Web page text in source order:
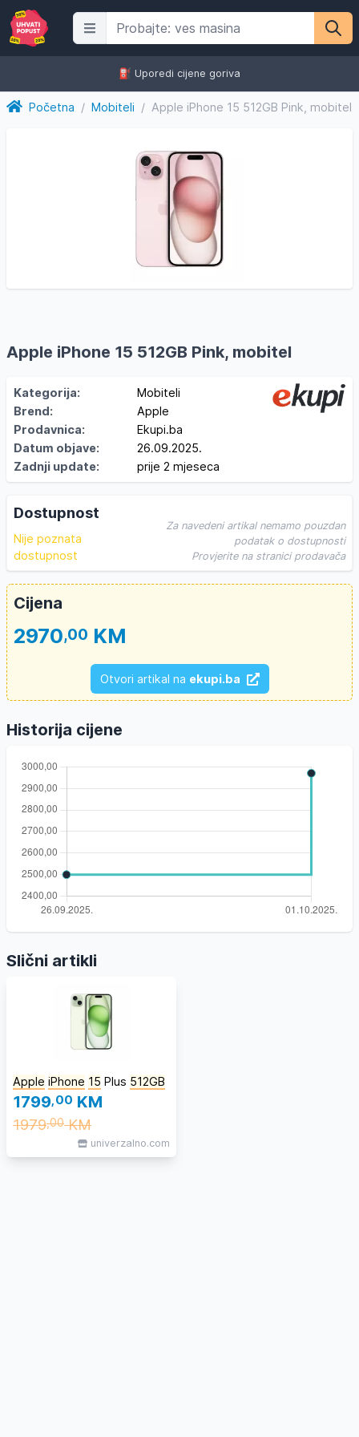
⛽️ Uporedi cijene goriva
Početna / Mobiteli / Apple iPhone 15 512GB Pink, mobitel
Apple iPhone 15 512GB Pink, mobitel
Kategorija:
Mobiteli
Brend:
Apple
Prodavnica:
Ekupi.ba
Datum objave:
26.09.2025.
Zadnji update:
prije 2 mjeseca
Dostupnost
Nije poznata
dostupnost
Za navedeni artikal nemamo pouzdan
podatak o dostupnosti
Provjerite na stranici prodavača
Cijena
2970,00 KM
Otvori artikal na ekupi.ba
Historija cijene
Slični artikli
Apple iPhone 15 Plus 512GB
1799,00 KM
1979,00KM
univerzalno.com